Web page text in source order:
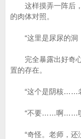
这样摸弄一阵后，
的肉体对照。
“这里是尿尿的洞
完全暴露出好奇心
置的存在。
“这个是阴核……老
“不要……啊……哎
“奇怪。老师，还